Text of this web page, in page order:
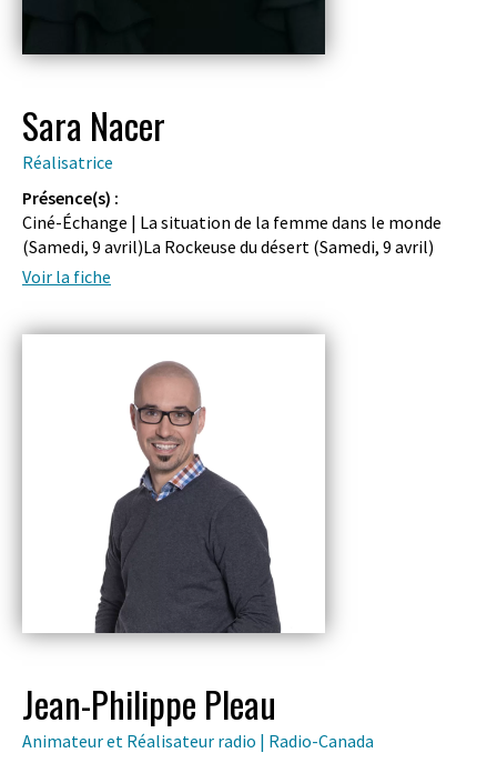
Sara Nacer
Réalisatrice
Présence(s) :
Ciné-Échange | La situation de la femme dans le monde
(Samedi, 9 avril)La Rockeuse du désert (Samedi, 9 avril)
Voir la fiche
Jean-Philippe Pleau
Animateur et Réalisateur radio | Radio-Canada